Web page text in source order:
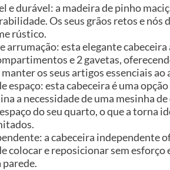
e durável: a madeira de pinho
Os seus grãos retos e
rústico.
arrumação: esta elegante
e 2 gavetas,
os seus artigos essenciais ao
espaço: esta cabeceira é uma
a necessidade de uma mesinha
do seu quarto, o que a torna
a cabeceira independente
colocar e reposicionar sem esforço
parede.